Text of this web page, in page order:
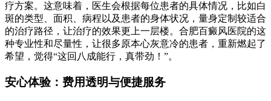
疗方案。这意味着，医生会根据每位患者的具体情况，比如白
斑的类型、面积、病程以及患者的身体状况，量身定制较适合
的治疗路径，让治疗的效果更上一层楼。合肥百癜风医院的这
种专业性和尽量性，让很多原本心灰意冷的患者，重新燃起了
希望，觉得“这回八成能行，真带劲！”。
安心体验：费用透明与便捷服务